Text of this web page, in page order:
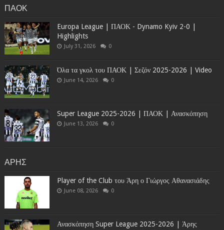
ΠΑΟΚ
Europa League | ΠΑΟΚ - Dynamo Kyiv 2-0 |
Highlights
July 31, 2026 0
Όλα τα γκολ του ΠΑΟΚ | Σεζόν 2025-2026 | Video
June 14, 2026 0
Super League 2025-2026 | ΠΑΟΚ | Ανασκόπηση
June 13, 2026 0
ΑΡΗΣ
Player of the Club του Άρη ο Γιώργος Αθανασιάδης
June 08, 2026 0
Ανασκόπηση Super League 2025-2026 | Άρης